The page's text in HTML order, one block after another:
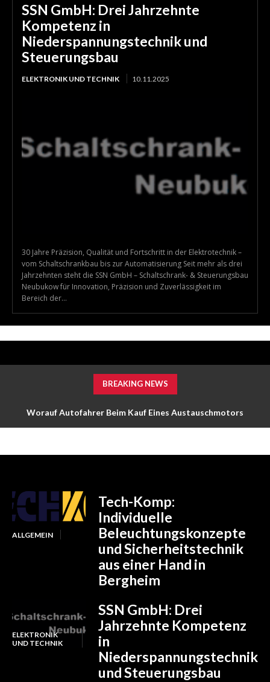
SSN GmbH: Drei Jahrzehnte
Kompetenz in
Niederspannungstechnik und
Steuerungsbau
ELEKTRONIK UND TECHNIK 10.11.2025
30 Jahre Präzision, Qualität und Fortschritt in der Elektrotechnik –
vom Schaltschrankbau bis zur Automatisierung Seit mehr als drei
Jahrzehnten steht die SSN GmbH – Schaltschrank- & Steuerungsbau
Neubukow für Innovation, Präzision und Zuverlässigkeit im
Bereich der...
BREAKING NEWS
Worauf Autofahrer Beim Kauf Eines Austauschmotors
ALLGEMEIN
Tech-Komp:
Individuelle
Beleuchtungskonzepte
und Sicherheitstechnik
aus einer Hand in
Bergheim
ELEKTRONIK
UND TECHNIK
SSN GmbH: Drei
Jahrzehnte Kompetenz
in
Niederspannungstechnik
und Steuerungsbau